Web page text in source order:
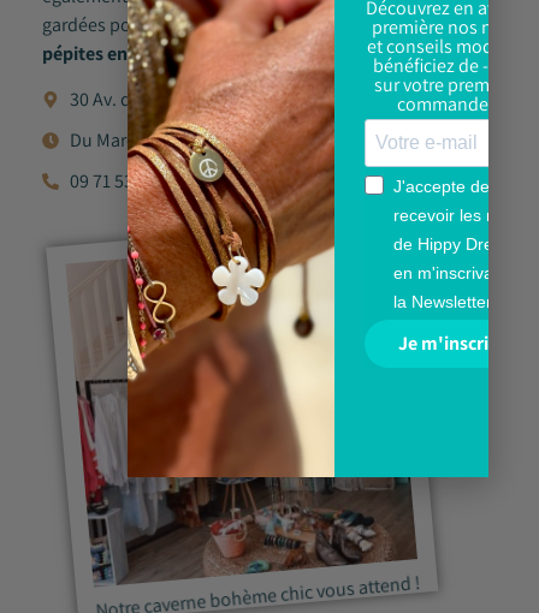
gardées pour nos clientes adorées, et bien sûr des
pépites en pièce unique
…
30 Av. du Général Leclerc, 13880 Velaux
Du Mardi au Samedi - 10h/12h et 16h/19h
09 71 53 26 69
Notre caverne bohème chic vous attend !
Découvrez en avant-
première nos news
et conseils mode, et
bénéficiez de -10%
sur votre première
commande !
J'accepte de
recevoir les mails
de Hippy Dream
en m'inscrivant à
la Newsletter.
Je m'inscris